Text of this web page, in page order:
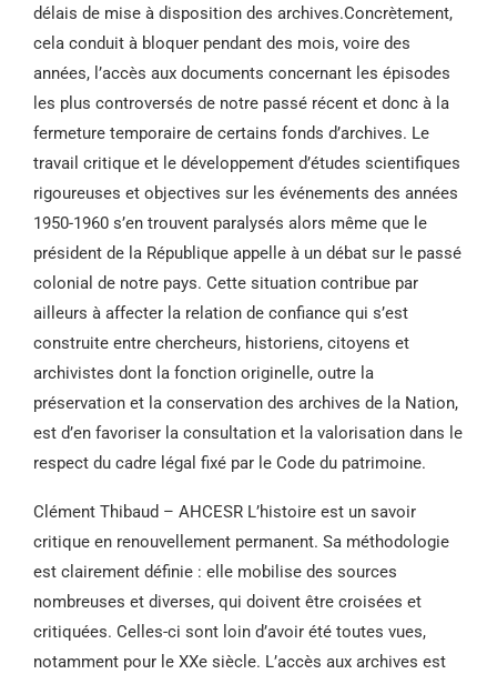
délais de mise à disposition des archives.Concrètement,
cela conduit à bloquer pendant des mois, voire des
années, l’accès aux documents concernant les épisodes
les plus controversés de notre passé récent et donc à la
fermeture temporaire de certains fonds d’archives. Le
travail critique et le développement d’études scientifiques
rigoureuses et objectives sur les événements des années
1950-1960 s’en trouvent paralysés alors même que le
président de la République appelle à un débat sur le passé
colonial de notre pays. Cette situation contribue par
ailleurs à affecter la relation de confiance qui s’est
construite entre chercheurs, historiens, citoyens et
archivistes dont la fonction originelle, outre la
préservation et la conservation des archives de la Nation,
est d’en favoriser la consultation et la valorisation dans le
respect du cadre légal fixé par le Code du patrimoine.
Clément Thibaud – AHCESR L’histoire est un savoir
critique en renouvellement permanent. Sa méthodologie
est clairement définie : elle mobilise des sources
nombreuses et diverses, qui doivent être croisées et
critiquées. Celles-ci sont loin d’avoir été toutes vues,
notamment pour le XXe siècle. L’accès aux archives est